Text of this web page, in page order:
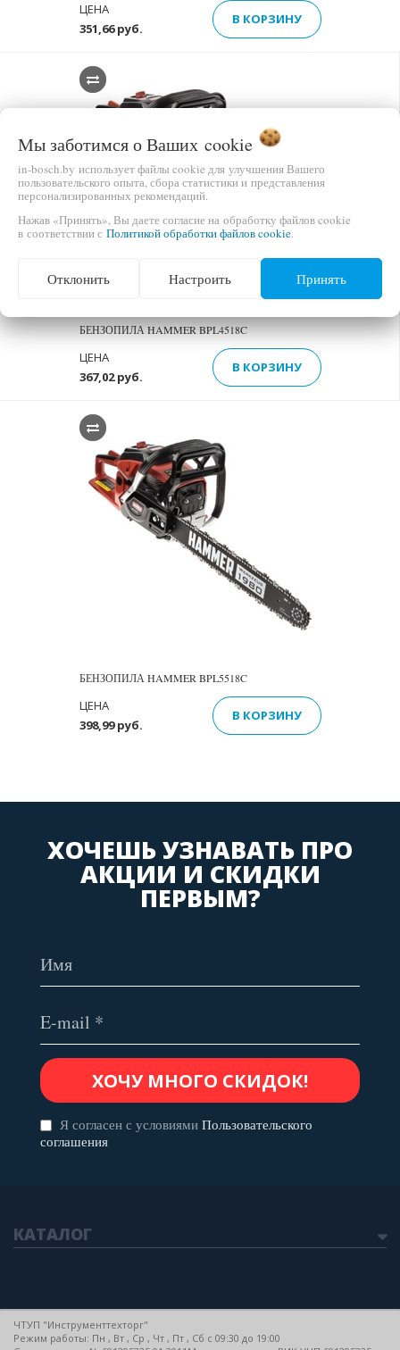
351,66 руб.
ЦЕНА
В КОРЗИНУ
БЕНЗОПИЛА HAMMER BPL4518C
367,02 руб.
ЦЕНА
В КОРЗИНУ
БЕНЗОПИЛА HAMMER BPL5518C
398,99 руб.
ЦЕНА
В КОРЗИНУ
ХОЧЕШЬ УЗНАВАТЬ ПРО
АКЦИИ И СКИДКИ
ПЕРВЫМ?
Я согласен с условиями Пользовательского
соглашения
КАТАЛОГ
ЧТУП "Инструменттехторг"
Режим работы: Пн , Вт , Ср , Чт , Пт , Сб c 09:30 до 19:00
Мы заботимся о Ваших cookie
in-bosch.by использует файлы cookie для улучшения Вашего
пользовательского опыта, сбора статистики и представления
персонализированных рекомендаций.
Нажав «Принять», Вы даете согласие на обработку файлов cookie
в соответствии с Политикой обработки файлов cookie.
Отклонить Настроить Принять